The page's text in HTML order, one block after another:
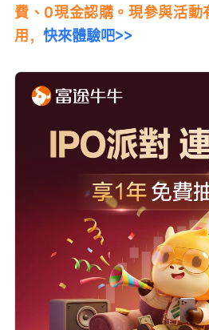
費、0現金認購。現參與活動
用， 快來體驗吧>>